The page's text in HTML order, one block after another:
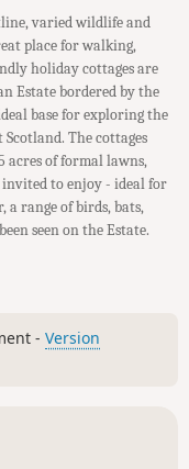
varied wildlife and
place for walking,
holiday cottages are
Estate bordered by the
base for exploring the
The cottages
acres of formal lawns,
invited to enjoy - ideal for
a range of birds, bats,
seen on the Estate.
-Version